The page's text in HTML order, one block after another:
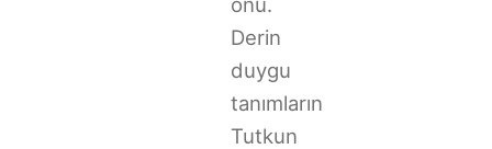
Derin
duygu
tanımların
Tutkun